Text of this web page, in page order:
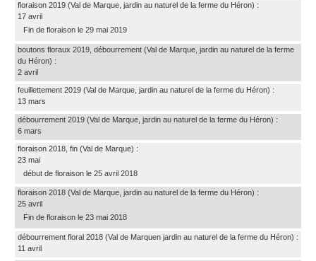
floraison 2019 (Val de Marque, jardin au naturel de la ferme du Héron) :
17 avril
Fin de floraison le 29 mai 2019
boutons floraux 2019, débourrement (Val de Marque, jardin au naturel de la ferme
du Héron) :
2 avril
feuillettement 2019 (Val de Marque, jardin au naturel de la ferme du Héron) :
13 mars
débourrement 2019 (Val de Marque, jardin au naturel de la ferme du Héron) :
6 mars
floraison 2018, fin (Val de Marque) :
23 mai
début de floraison le 25 avril 2018
floraison 2018 (Val de Marque, jardin au naturel de la ferme du Héron) :
25 avril
Fin de floraison le 23 mai 2018
débourrement floral 2018 (Val de Marquen jardin au naturel de la ferme du Héron) :
11 avril